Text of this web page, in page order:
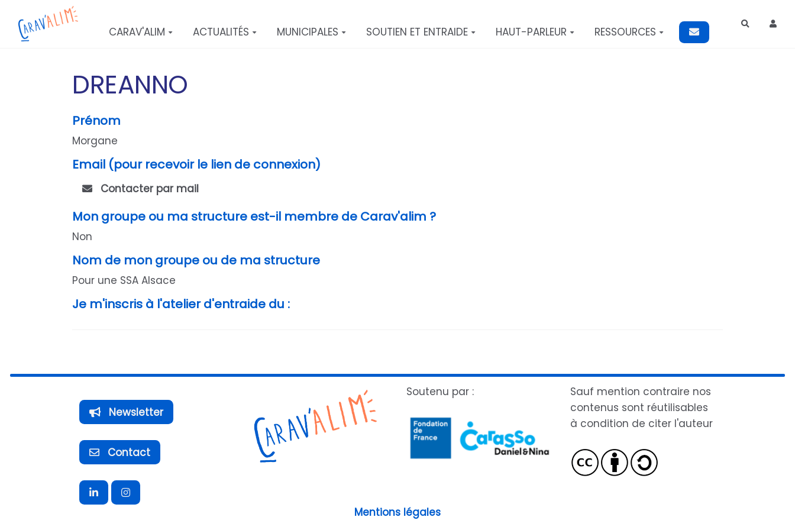
Aller au contenu principal
CARAV'ALIM
ACTUALITÉS MUNICIPALES SOUTIEN ET ENTRAIDE HAUT-PARLEUR RESSOURCES
Rechercher
DREANNO
Prénom
Morgane
Email (pour recevoir le lien de connexion)
Contacter par mail
Mon groupe ou ma structure est-il membre de Carav'alim ?
Non
Nom de mon groupe ou de ma structure
Pour une SSA Alsace
Je m'inscris à l'atelier d'entraide du :
Newsletter
Contact
Soutenu par :
Sauf mention contraire nos
contenus sont réutilisables
à condition de citer l'auteur
Mentions légales